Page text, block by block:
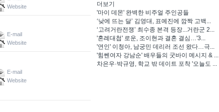
Website
E-mail
Website
E-mail
Website
더보기
'마이 데몬' 완벽한 비주얼 주인공들
‘낮에 뜨는 달’ 김영대, 표예진에 깜짝 고백...
‘고려거란전쟁’ 최수종 본격 등장...거란군 2...
'혼례대첩' 로운, 조이현과 결혼 결심…'3...
'연인' 이청아, 남궁민 데리러 조선 왔다…극...
'힘쎈여자 강남순' 배우들의 굿바이 메시지 & ...
차은우·박규영, 학교 밖 데이트 포착 '오늘도 ...